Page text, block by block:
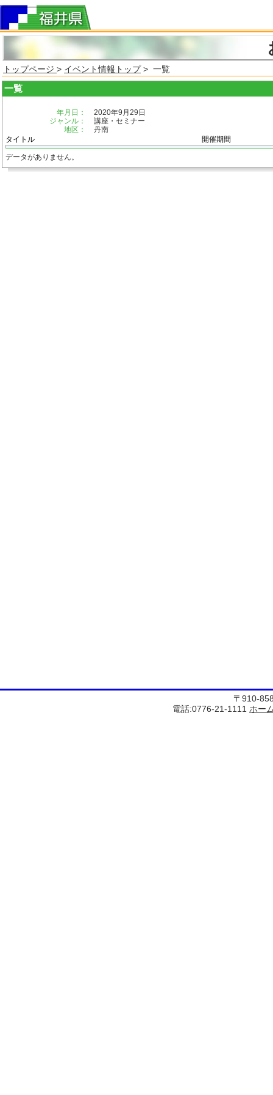
トップページ > イベント情報トップ> 一覧
一覧
年月日：
2020年9月29日
ジャンル：
講座・セミナー
地区：
丹南
タイトル
開催期間
データがありません。
〒910-
電話:0776-21-1111 ホー